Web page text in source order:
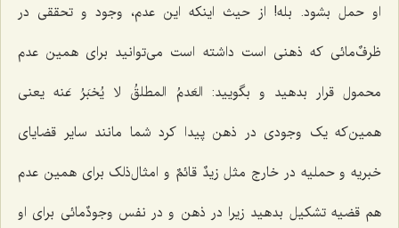
او حمل بشود. بله! از حیث اینکه این عدم، وجود و تحققی در
ظرف‌ٌمائی که ذهنی است داشته است می‌توانید برای همین عدم
محمول قرار بدهید و بگویید: العَدمُ المطلقُ لا یُخبَرُ عَنهیعنی
همین‌که یک وجودی در ذهن پیدا کرد شما مانند سایر قضایای
خبریه و حملیه در خارج مثل زیدٌ قائمٌ و امثال‌ذلک برای همین عدم
هم قضیه تشکیل بدهید زیرا در ذهن و در نفس وجودٌمائی برای او